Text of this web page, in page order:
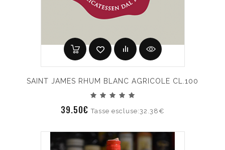
SAINT JAMES RHUM BLANC AGRICOLE CL.100
39.50€Tasse escluse:32.38€